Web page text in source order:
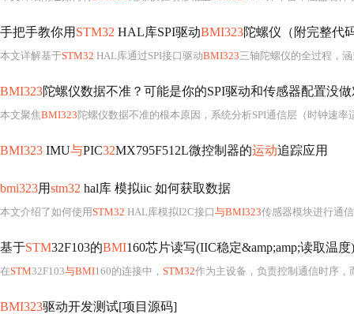
手把手教你用 STM32 HAL库SPI驱动BMI323陀螺仪（附完整代
本文详解基于STM32 HAL库通过SPI接口驱动BMI323三轴陀螺仪的全过程，涵盖CubeMX配置
BMI323陀螺仪数据不准？可能是你的SPI驱动和传感器配置没做
本文聚焦BMI323 陀螺仪数据不准的根本原因，系统分析SPI通信层（时钟速率适配、时序约束）、传感器配置（量程选择、数字滤波器参数组合）、FIFO读取策略（水位中断、DMA零拷贝）三大技术环节，并结合四
BMI323 IMU与PIC32MX795F512L微控制器的运动追踪应用
bmi323用stm32 hal库 模拟iic 如何获取数据
本文介绍了如何使用STM32 HAL库模拟I2C接口与BMI323传感器模块进行通信，并获取数据。首先，需要初始化HAL库
基于STM32F103的BMI160芯片读写(IIC稳定&amp;amp;读取温度
在STM32F103与BMI160的连接中， STM32作为主设备，负责控制通信时序，
BMI323驱动开发测试[项目源码]